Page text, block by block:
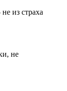
из страха
не